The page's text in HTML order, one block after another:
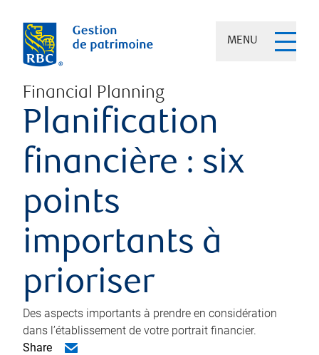
MENU
Financial Planning
Planification
financière : six
points
importants à
prioriser
Des aspects importants à prendre en considération
dans l’établissement de votre portrait financier.
Share